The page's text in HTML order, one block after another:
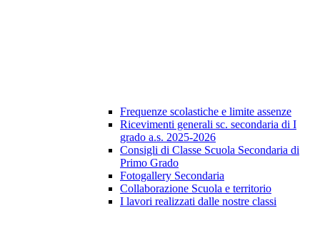
Frequenze scolastiche e limite assenze
Ricevimenti generali sc. secondaria di I
grado a.s. 2025-2026
Consigli di Classe Scuola Secondaria di
Primo Grado
Fotogallery Secondaria
Collaborazione Scuola e territorio
I lavori realizzati dalle nostre classi